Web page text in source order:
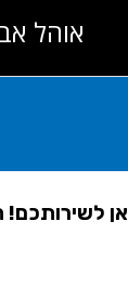
אוהל